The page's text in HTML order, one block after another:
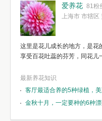
爱养花 81粉
上海市 市辖区
这里是花儿成长的地方，是花
享受百花吐蕊的芬芳，同花儿
最新养花知识
客厅最适合养的5种绿植，
金秋十月，一定要种的6种